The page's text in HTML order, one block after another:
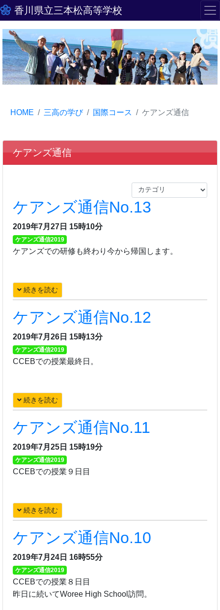
香川県立三本松高等学校
HOME 三高の学び 国際コース ケアンズ通信
ケアンズ通信
ケアンズ通信No.13
2019年7月27日 15時10分
ケアンズ通信2019
ケアンズでの研修も終わり今から帰国します。
続きを読む
ケアンズ通信No.12
2019年7月26日 15時13分
ケアンズ通信2019
CCEBでの授業最終日。
続きを読む
ケアンズ通信No.11
2019年7月25日 15時19分
ケアンズ通信2019
CCEBでの授業９日目
続きを読む
ケアンズ通信No.10
2019年7月24日 16時55分
ケアンズ通信2019
CCEBでの授業８日目
昨日に続いてWoree High School訪問。